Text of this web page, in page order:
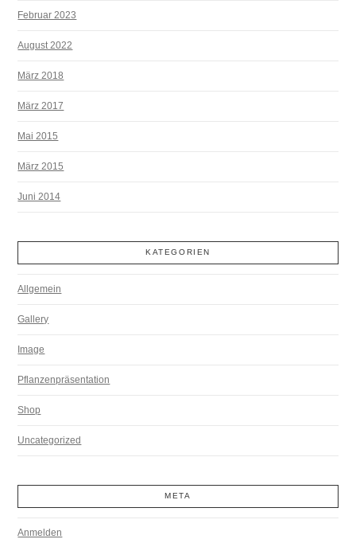
Februar 2023
August 2022
März 2018
März 2017
Mai 2015
März 2015
Juni 2014
KATEGORIEN
Allgemein
Gallery
Image
Pflanzenpräsentation
Shop
Uncategorized
META
Anmelden